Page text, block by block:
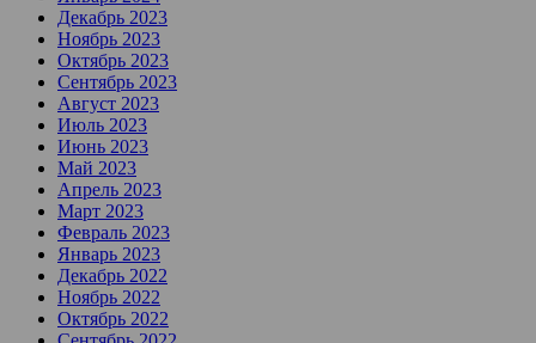
Декабрь 2023
Ноябрь 2023
Октябрь 2023
Сентябрь 2023
Август 2023
Июль 2023
Июнь 2023
Май 2023
Апрель 2023
Март 2023
Февраль 2023
Январь 2023
Декабрь 2022
Ноябрь 2022
Октябрь 2022